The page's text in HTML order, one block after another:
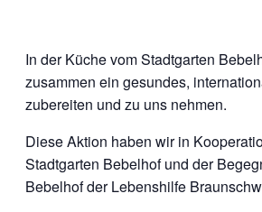
In der Küche vom Stadtgarten
zusammen ein gesundes,
zubereiten und zu uns nehmen.
Diese Aktion haben wir in
Stadtgarten Bebelhof und der
Bebelhof der Lebenshilfe